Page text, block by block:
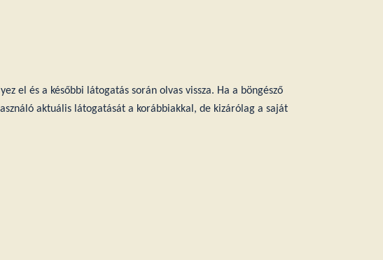
el és a későbbi látogatás során olvas vissza. Ha a böngésző
aktuális látogatását a korábbiakkal, de kizárólag a saját